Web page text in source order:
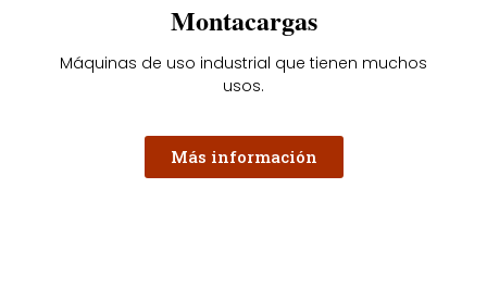
Montacargas
Máquinas de uso industrial que tienen muchos
usos.
Más información